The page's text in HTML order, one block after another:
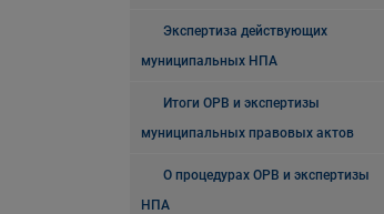
Экспертиза действующих
муниципальных НПА
Итоги ОРВ и экспертизы
муниципальных правовых актов
О процедурах ОРВ и экспертизы
НПА